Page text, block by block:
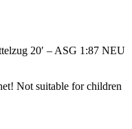
20′ – ASG 1:87 NEU
Not suitable for children